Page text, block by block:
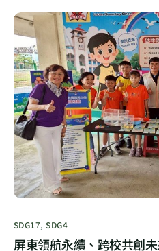
SDG17,SDG4
屏東領航永續、跨校共創